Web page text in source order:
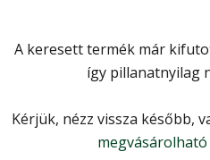
A keresett termék már
így pillanatnyilag
Kérjük, nézz vissza később,